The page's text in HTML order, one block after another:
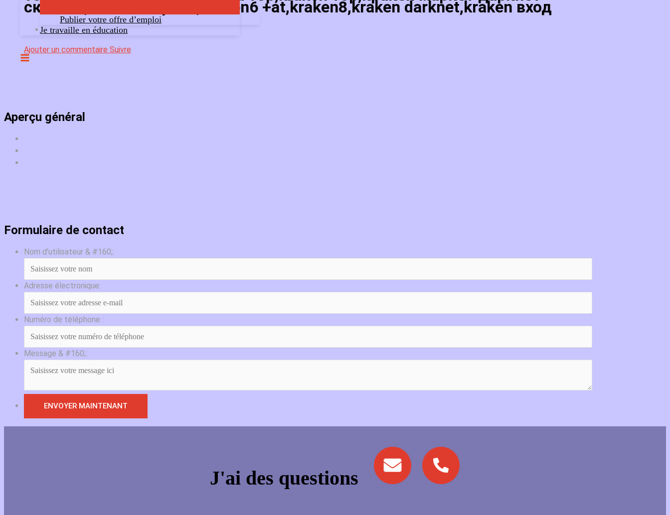
Publier votre offre d’emploi
Je travaille en éducation
скачать,kraken маркет,kraken6 +at,kraken8,kraken darknet,kraken вход
Ajouter un commentaire Suivre
Aperçu général
Formulaire de contact
Nom d'utilisateur & #160;:
Adresse électronique:
Numéro de téléphone :
Message & #160;:
J'ai des questions